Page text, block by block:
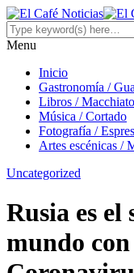
Menu
Inicio
Gastronomía /
Libros / Macchiato
Música / Cortado
Fotografía /
Artes escénicas /
Uncategorized
Rusia es el
mundo con